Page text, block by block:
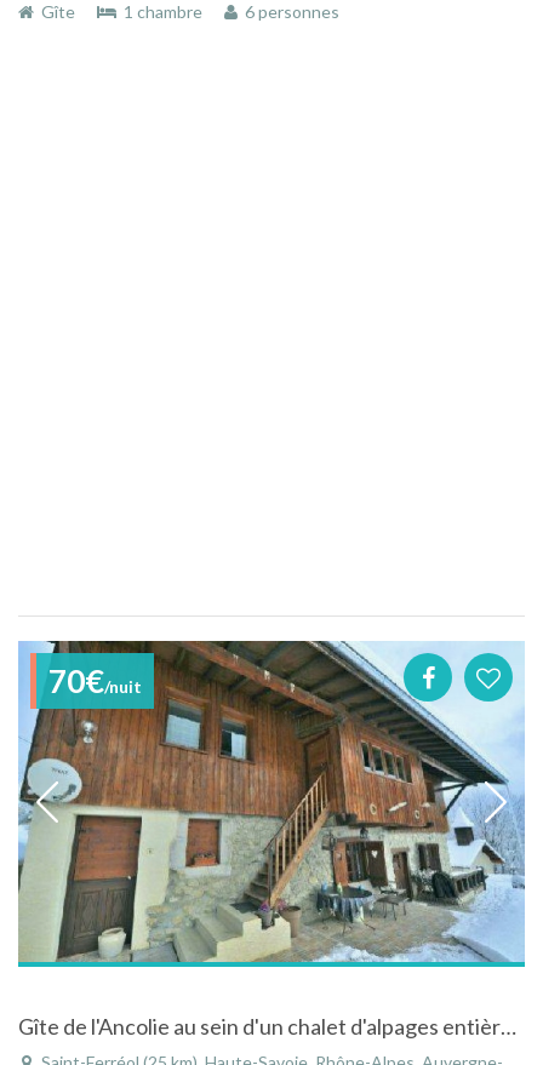
Gîte
1 chambre 6 personnes
70€/nuit
Gîte de l'Ancolie au sein d'un chalet d'alpages entièrement rénové, avec piscine et spa